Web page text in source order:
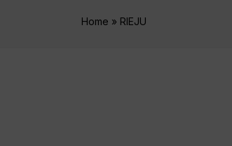
Home » RIEJU